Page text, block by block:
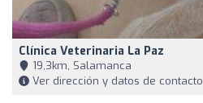
Clínica Veterinaria La Paz
19,3km, Salamanca
Ver dirección y datos de contacto